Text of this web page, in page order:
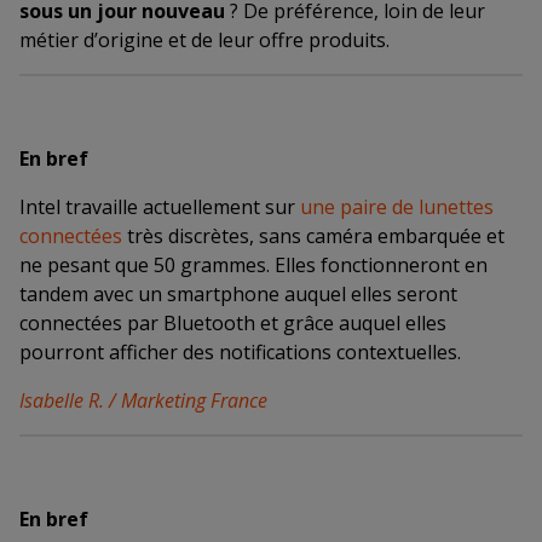
sous un jour nouveau ? De préférence, loin de leur
métier d’origine et de leur offre produits.
En bref
Intel travaille actuellement sur une paire de lunettes
connectées très discrètes, sans caméra embarquée et
ne pesant que 50 grammes. Elles fonctionneront en
tandem avec un smartphone auquel elles seront
connectées par Bluetooth et grâce auquel elles
pourront afficher des notifications contextuelles.
Isabelle R. / Marketing France
En bref